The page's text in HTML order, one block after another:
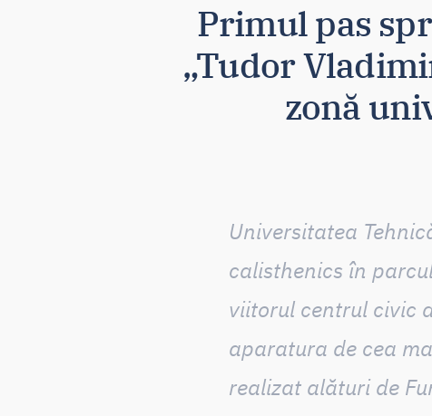
Primul pas
„Tudor
zonă
Universitatea
calisthenics în
viitorul centrul civic
aparatura de cea
realizat alături de